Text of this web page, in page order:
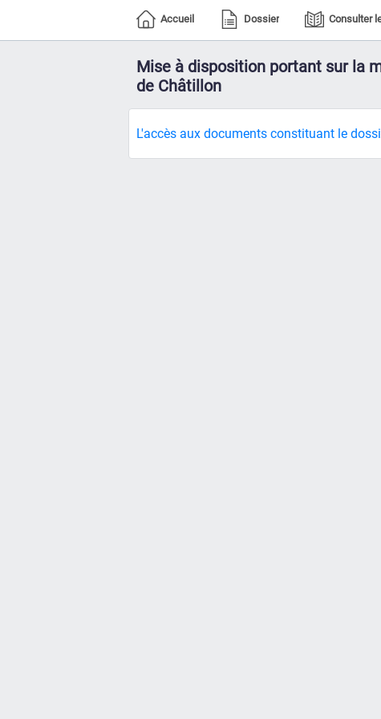
Accueil Dossier Consulter
Mise à disposition portant sur la
de Châtillon
L'accès aux documents constituant le